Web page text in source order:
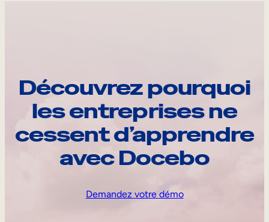
Découvrez pourquoi
les entreprises ne
cessent d’apprendre
avec Docebo
Demandez votre démo